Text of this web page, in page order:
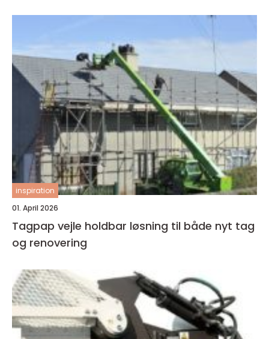
inspiration
01. April 2026
Tagpap vejle holdbar løsning til både nyt tag
og renovering